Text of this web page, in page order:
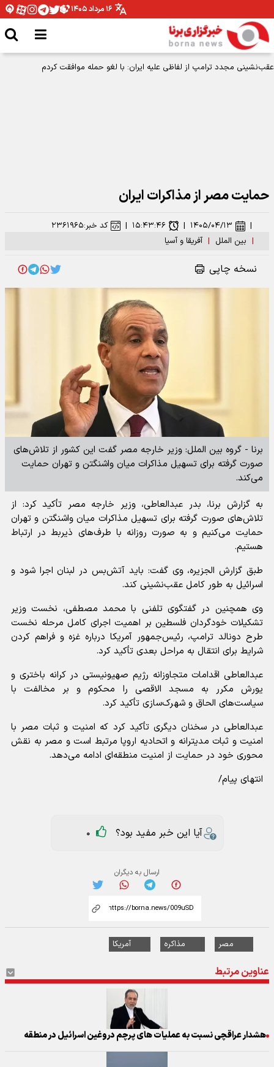
۱۶ مرداد ۱۴۰۵
عقب‌نشینی مجدد ترامپ از لفاظی علیه ایران: با لغو حمله موافقت کردم
حمایت مصر از مذاکرات ایران
| بین الملل | آفریقا و آسیا
| ۱۴۰۵/۰۴/۱۳ | ۱۵:۴۳:۴۶ | کد خبر:۲۳۶۱۹۶۵
نسخه چاپی
برنا - گروه بین الملل: وزیر خارجه مصر گفت این کشور از تلاش‌های
صورت گرفته برای تسهیل مذاکرات میان واشنگتن و تهران حمایت
می‌کند.
به گزارش برنا، بدر عبدالعاطی، وزیر خارجه مصر تأکید کرد: از
تلاش‌های صورت گرفته برای تسهیل مذاکرات میان واشنگتن و تهران
حمایت می‌کنیم و به صورت روزانه با طرف‌های ذیربط در ارتباط
هستیم.
طبق گزارش الجزیره، وی گفت: باید آتش‌بس در لبنان اجرا شود و
اسرائیل به طور کامل عقب‌نشینی کند.
وی همچنین در گفتگوی تلفنی با محمد مصطفی، نخست وزیر
تشکیلات خودگردان فلسطین بر اهمیت اجرای کامل مرحله نخست
طرح دونالد ترامپ، رئیس‌جمهور آمریکا درباره غزه و فراهم کردن
شرایط برای انتقال به مراحل بعدی تأکید کرد.
عبدالعاطی اقدامات متجاوزانه رژیم صهیونیستی در کرانه باختری و
یورش مکرر به مسجد الاقصی را محکوم و بر مخالفت با
سیاست‌های الحاق و شهرک‌سازی تأکید کرد.
عبدالعاطی در سخنان دیگری تأکید کرد که امنیت و ثبات مصر با
امنیت و ثبات مدیترانه و اتحادیه اروپا مرتبط است و مصر به نقش
محوری خود در حمایت از امنیت منطقه‌ای ادامه می‌دهد.
انتهای پیام/
آیا این خبر مفید بود؟ 0
ارسال به دیگران
مصر مذاکره آمریکا
عناوین مرتبط
هشدار عراقچی نسبت به عملیات های پرچم دروغین اسرائیل در منطقه